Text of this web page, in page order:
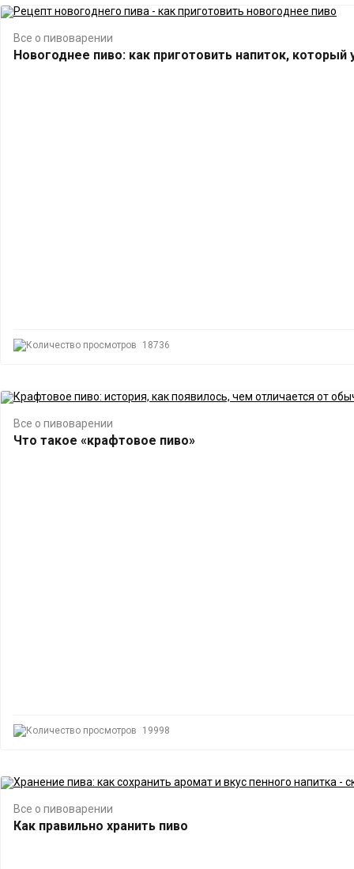
Все о пивоварении
Новогоднее пиво: как приготовить напиток, который
18736
Все о пивоварении
Что такое «крафтовое пиво»
19998
Все о пивоварении
Как правильно хранить пиво